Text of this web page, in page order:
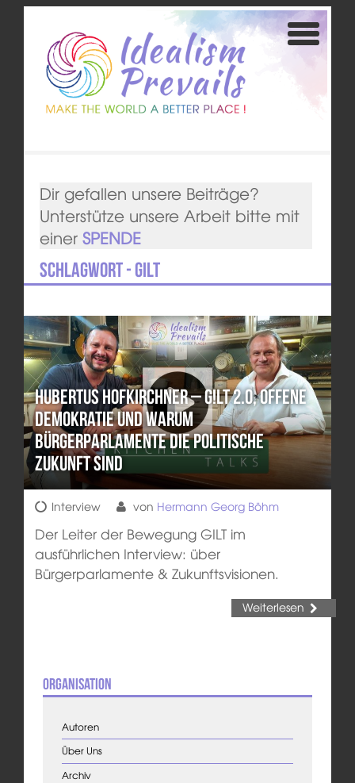
Dir gefallen unsere Beiträge?
Unterstütze unsere Arbeit bitte mit
einer SPENDE
Schlagwort - GILT
Hubertus Hofkirchner – G!LT 2.0, offene
Demokratie und warum
Bürgerparlamente die politische
Zukunft sind
Interview von Hermann Georg Böhm
Der Leiter der Bewegung GILT im
ausführlichen Interview: über
Bürgerparlamente & Zukunftsvisionen.
Weiterlesen
Organisation
Autoren
Über Uns
Archiv